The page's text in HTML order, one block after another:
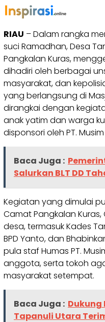
RIAU – Dalam rangka
suci Ramadhan, Desa
Pangkalan Kuras,
dihadiri oleh berbagai
masyarakat, dan
yang berlangsung di
dirangkai dengan
anak yatim dan warga
disponsori oleh PT.
Baca Juga :
Salurkan BLT DD
Kegiatan yang dimulai
Camat Pangkalan
desa, termasuk Kades
BPD Yanto, dan
pula staf Humas PT.
anggota, serta tokoh
masyarakat setempat.
Baca Juga : Dukung
Tapanuli Utara